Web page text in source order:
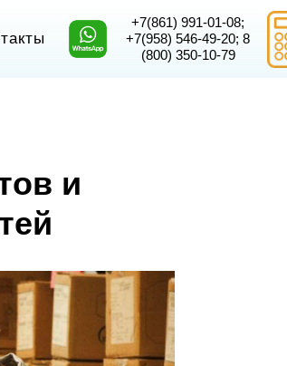
+7(861) 991-01-08;
+7(958) 546-49-20; 8
(800) 350-10-79
и